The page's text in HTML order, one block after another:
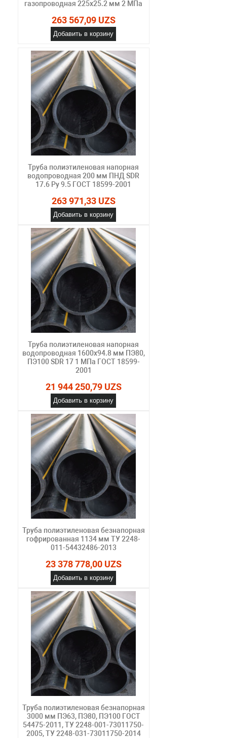
газопроводная 225х25.2 мм 2 МПа
263 567,09 UZS
Добавить в корзину
Труба полиэтиленовая напорная
водопроводная 200 мм ПНД SDR
17.6 Ру 9.5 ГОСТ 18599-2001
263 971,33 UZS
Добавить в корзину
Труба полиэтиленовая напорная
водопроводная 1600х94.8 мм ПЭ80,
ПЭ100 SDR 17 1 МПа ГОСТ 18599-
2001
21 944 250,79 UZS
Добавить в корзину
Труба полиэтиленовая безнапорная
гофрированная 1134 мм ТУ 2248-
011-54432486-2013
23 378 778,00 UZS
Добавить в корзину
Труба полиэтиленовая безнапорная
3000 мм ПЭ63, ПЭ80, ПЭ100 ГОСТ
54475-2011, ТУ 2248-001-73011750-
2005, ТУ 2248-031-73011750-2014